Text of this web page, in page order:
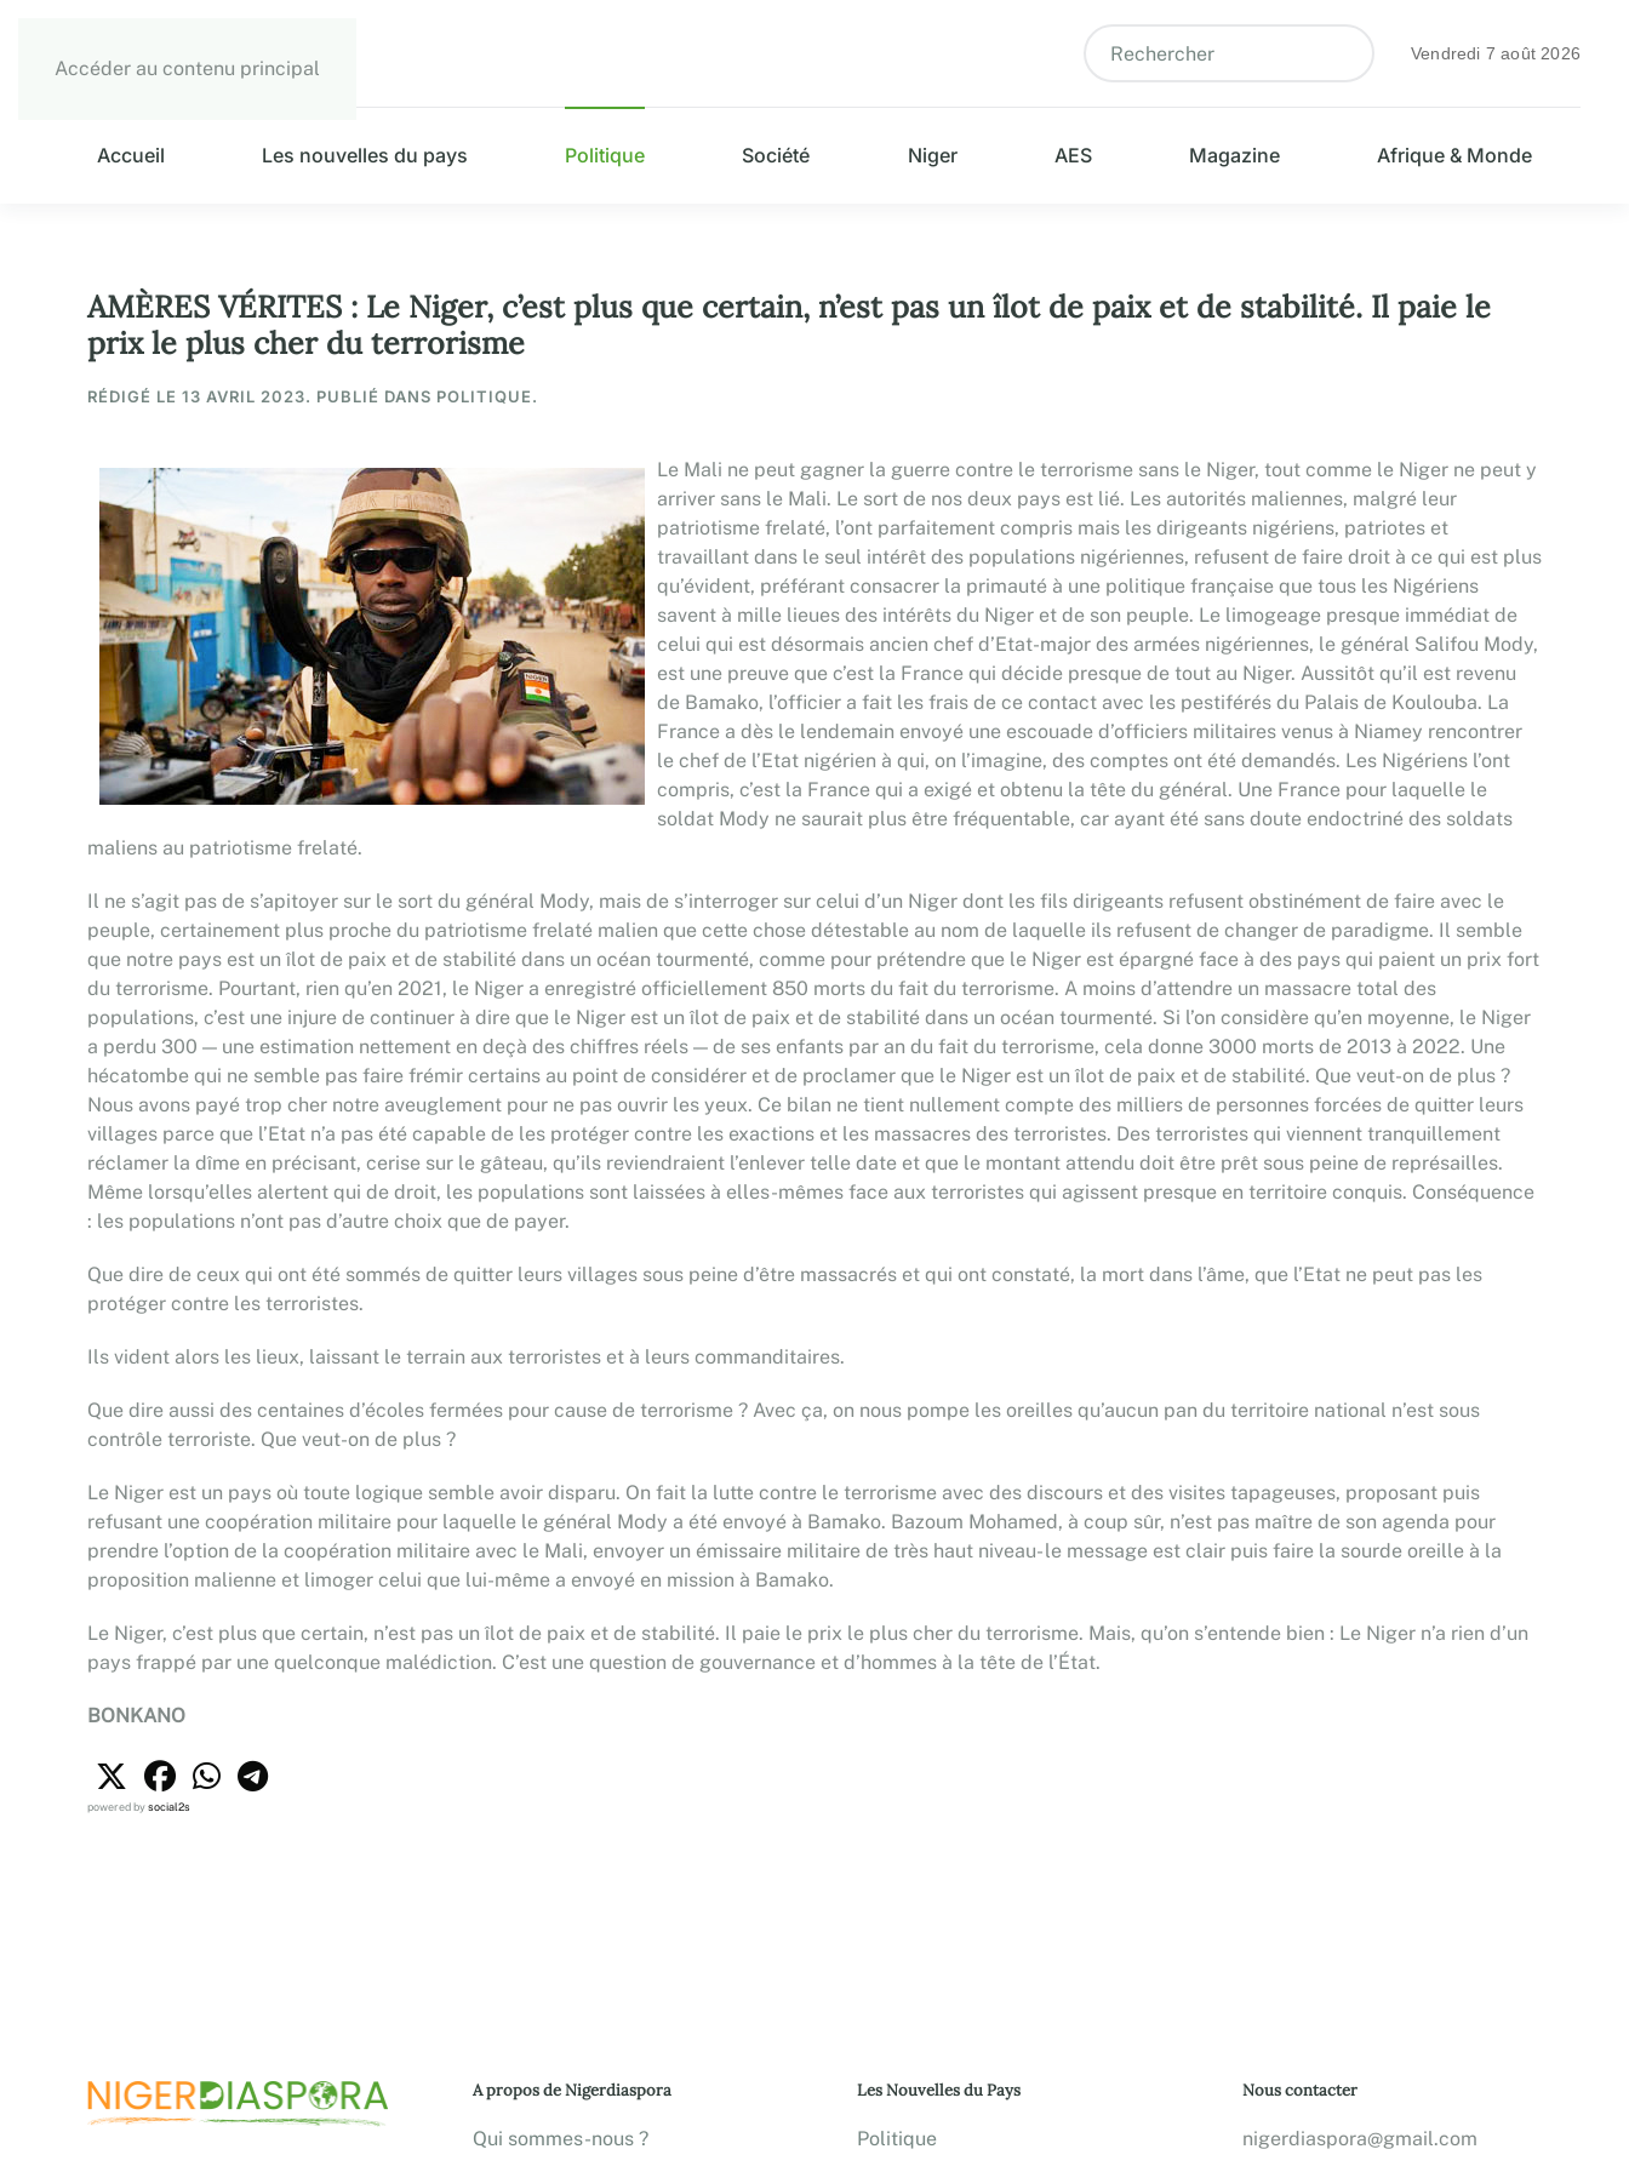
Accéder au contenu principal
Vendredi 7 août 2026
Accueil Les nouvelles du pays Politique Société Niger AES Magazine Afrique & Monde
AMÈRES VÉRITES : Le Niger, c’est plus que certain, n’est pas un îlot de paix et de stabilité. Il paie le
prix le plus cher du terrorisme
RÉDIGÉ LE 13 AVRIL 2023. PUBLIÉ DANS POLITIQUE.
Le Mali ne peut gagner la guerre contre le terrorisme sans le Niger, tout comme le Niger ne peut y
arriver sans le Mali. Le sort de nos deux pays est lié. Les autorités maliennes, malgré leur
patriotisme frelaté, l’ont parfaitement compris mais les dirigeants nigériens, patriotes et
travaillant dans le seul intérêt des populations nigériennes, refusent de faire droit à ce qui est plus
qu’évident, préférant consacrer la primauté à une politique française que tous les Nigériens
savent à mille lieues des intérêts du Niger et de son peuple. Le limogeage presque immédiat de
celui qui est désormais ancien chef d’Etat-major des armées nigériennes, le général Salifou Mody,
est une preuve que c’est la France qui décide presque de tout au Niger. Aussitôt qu’il est revenu
de Bamako, l’officier a fait les frais de ce contact avec les pestiférés du Palais de Koulouba. La
France a dès le lendemain envoyé une escouade d’officiers militaires venus à Niamey rencontrer
le chef de l’Etat nigérien à qui, on l’imagine, des comptes ont été demandés. Les Nigériens l’ont
compris, c’est la France qui a exigé et obtenu la tête du général. Une France pour laquelle le
soldat Mody ne saurait plus être fréquentable, car ayant été sans doute endoctriné des soldats
maliens au patriotisme frelaté.
Il ne s’agit pas de s’apitoyer sur le sort du général Mody, mais de s’interroger sur celui d’un Niger dont les fils dirigeants refusent obstinément de faire avec le
peuple, certainement plus proche du patriotisme frelaté malien que cette chose détestable au nom de laquelle ils refusent de changer de paradigme. Il semble
que notre pays est un îlot de paix et de stabilité dans un océan tourmenté, comme pour prétendre que le Niger est épargné face à des pays qui paient un prix fort
du terrorisme. Pourtant, rien qu’en 2021, le Niger a enregistré officiellement 850 morts du fait du terrorisme. A moins d’attendre un massacre total des
populations, c’est une injure de continuer à dire que le Niger est un îlot de paix et de stabilité dans un océan tourmenté. Si l’on considère qu’en moyenne, le Niger
a perdu 300 — une estimation nettement en deçà des chiffres réels — de ses enfants par an du fait du terrorisme, cela donne 3000 morts de 2013 à 2022. Une
hécatombe qui ne semble pas faire frémir certains au point de considérer et de proclamer que le Niger est un îlot de paix et de stabilité. Que veut-on de plus ?
Nous avons payé trop cher notre aveuglement pour ne pas ouvrir les yeux. Ce bilan ne tient nullement compte des milliers de personnes forcées de quitter leurs
villages parce que l’Etat n’a pas été capable de les protéger contre les exactions et les massacres des terroristes. Des terroristes qui viennent tranquillement
réclamer la dîme en précisant, cerise sur le gâteau, qu’ils reviendraient l’enlever telle date et que le montant attendu doit être prêt sous peine de représailles.
Même lorsqu’elles alertent qui de droit, les populations sont laissées à elles-mêmes face aux terroristes qui agissent presque en territoire conquis. Conséquence
: les populations n’ont pas d’autre choix que de payer.
Que dire de ceux qui ont été sommés de quitter leurs villages sous peine d’être massacrés et qui ont constaté, la mort dans l’âme, que l’Etat ne peut pas les
protéger contre les terroristes.
Ils vident alors les lieux, laissant le terrain aux terroristes et à leurs commanditaires.
Que dire aussi des centaines d’écoles fermées pour cause de terrorisme ? Avec ça, on nous pompe les oreilles qu’aucun pan du territoire national n’est sous
contrôle terroriste. Que veut-on de plus ?
Le Niger est un pays où toute logique semble avoir disparu. On fait la lutte contre le terrorisme avec des discours et des visites tapageuses, proposant puis
refusant une coopération militaire pour laquelle le général Mody a été envoyé à Bamako. Bazoum Mohamed, à coup sûr, n’est pas maître de son agenda pour
prendre l’option de la coopération militaire avec le Mali, envoyer un émissaire militaire de très haut niveau- le message est clair puis faire la sourde oreille à la
proposition malienne et limoger celui que lui-même a envoyé en mission à Bamako.
Le Niger, c’est plus que certain, n’est pas un îlot de paix et de stabilité. Il paie le prix le plus cher du terrorisme. Mais, qu’on s’entende bien : Le Niger n’a rien d’un
pays frappé par une quelconque malédiction. C’est une question de gouvernance et d’hommes à la tête de l’État.
BONKANO
powered bysocial2s
A propos de Nigerdiaspora
Qui sommes-nous ?
Les Nouvelles du Pays
Politique
Nous contacter
nigerdiaspora@gmail.com